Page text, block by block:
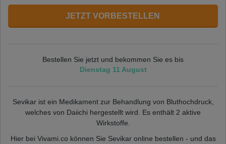
JETZT VORBESTELLEN
Bestellen Sie jetzt und bekommen Sie es bis
Dienstag 11 August
Sevikar ist ein Medikament zur Behandlung von Bluthochdruck,
welches von Daiichi hergestellt wird. Es enthält 2 aktive
Wirkstoffe.
Hier bei Vivami.co können Sie Sevikar online bestellen - und das